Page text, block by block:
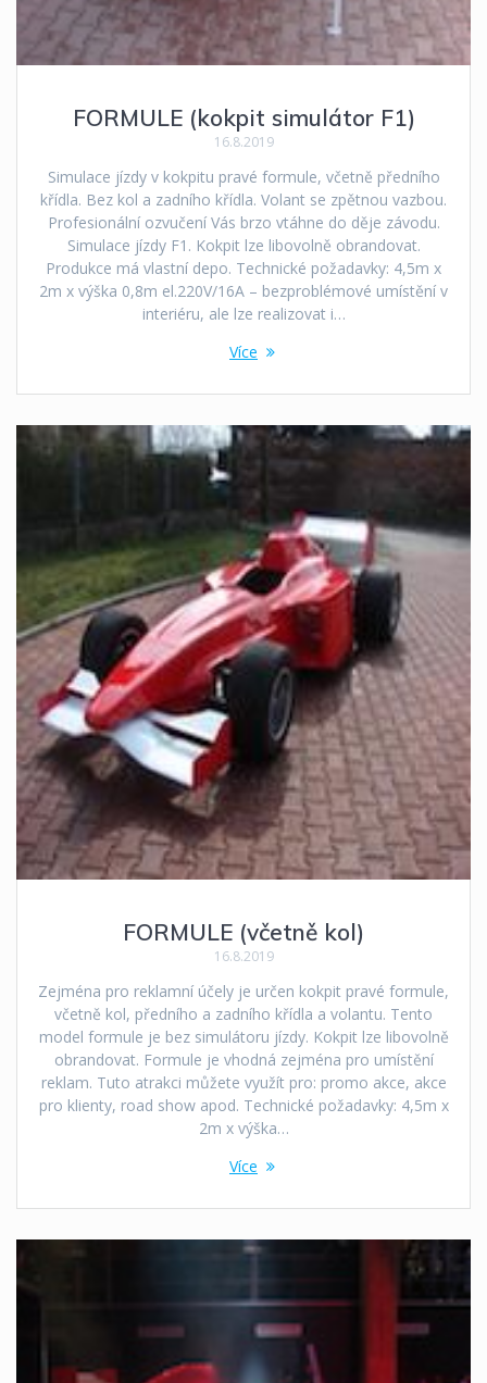
FORMULE (kokpit simulátor F1)
16.8.2019
Simulace jízdy v kokpitu pravé formule, včetně předního
křídla. Bez kol a zadního křídla. Volant se zpětnou vazbou.
Profesionální ozvučení Vás brzo vtáhne do děje závodu.
Simulace jízdy F1. Kokpit lze libovolně obrandovat.
Produkce má vlastní depo. Technické požadavky: 4,5m x
2m x výška 0,8m el.220V/16A – bezproblémové umístění v
interiéru, ale lze realizovat i…
Více
FORMULE (včetně kol)
16.8.2019
Zejména pro reklamní účely je určen kokpit pravé formule,
včetně kol, předního a zadního křídla a volantu. Tento
model formule je bez simulátoru jízdy. Kokpit lze libovolně
obrandovat. Formule je vhodná zejména pro umístění
reklam. Tuto atrakci můžete využít pro: promo akce, akce
pro klienty, road show apod. Technické požadavky: 4,5m x
2m x výška…
Více